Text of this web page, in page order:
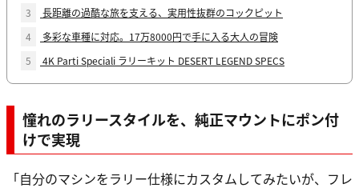
3
長距離の過酷な旅を支える、実用性抜群のコックピット
4
多彩な車種に対応。17万8000円で手に入る大人の冒険
5
4K Parti Speciali ラリーキット DESERT LEGEND SPECS
憧れのラリースタイルを、純正マウントにポン付
けで実現
「自分のマシンをラリー仕様にカスタムしてみたいが、フレ